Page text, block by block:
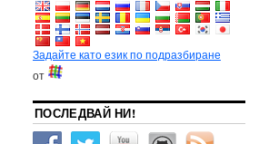
Задайте като език по подразбиране
от
ПОСЛЕДВАЙ НИ!